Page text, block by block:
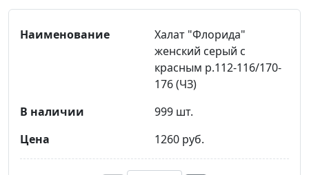
Халат "Флорида"
женский серый с
красным р.112-116/170-
176 (ЧЗ)
999 шт.
1260 руб.